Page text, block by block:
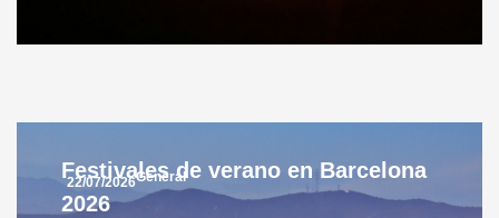
22/07/2026General
Festivales de verano en Barcelona
2026